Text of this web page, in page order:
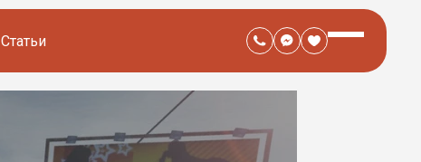
Статьи